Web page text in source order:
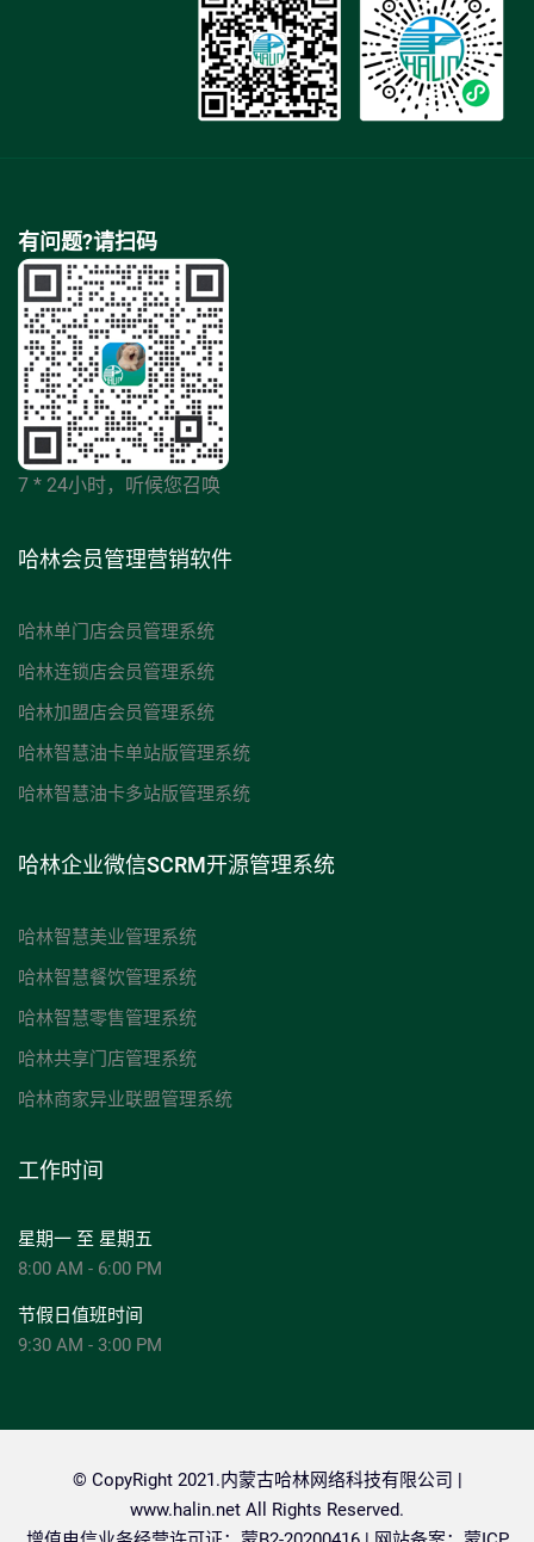
有问题?请扫码
7 * 24小时，听候您召唤
哈林会员管理营销软件
哈林单门店会员管理系统
哈林连锁店会员管理系统
哈林加盟店会员管理系统
哈林智慧油卡单站版管理系统
哈林智慧油卡多站版管理系统
哈林企业微信SCRM开源管理系统
哈林智慧美业管理系统
哈林智慧餐饮管理系统
哈林智慧零售管理系统
哈林共享门店管理系统
哈林商家异业联盟管理系统
工作时间
星期一 至 星期五
8:00 AM - 6:00 PM
节假日值班时间
9:30 AM - 3:00 PM
© CopyRight 2021.内蒙古哈林网络科技有限公司 |
www.halin.net All Rights Reserved.